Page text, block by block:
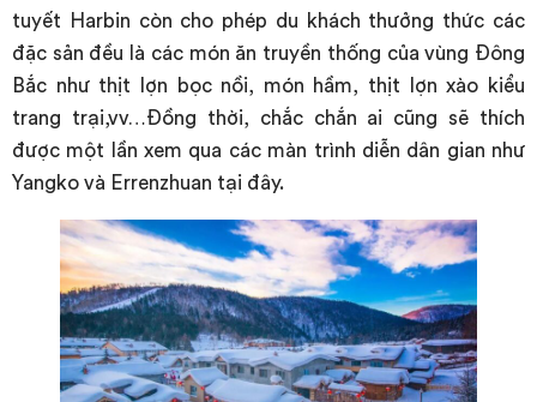
tuyết Harbin còn cho phép du khách thưởng thức các
đặc sản đều là các món ăn truyền thống của vùng Đông
Bắc như thịt lợn bọc nồi, món hầm, thịt lợn xào kiểu
trang trại,vv…Đồng thời, chắc chắn ai cũng sẽ thích
được một lần xem qua các màn trình diễn dân gian như
Yangko và Errenzhuan tại đây.